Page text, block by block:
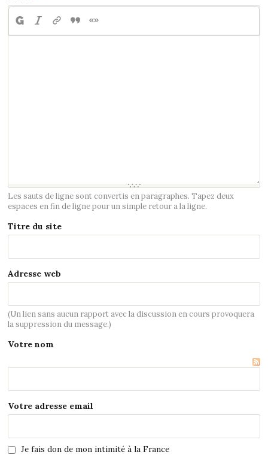
Les sauts de ligne sont convertis en paragraphes. Tapez deux
espaces en fin de ligne pour un simple retour a la ligne.
Titre du site
Adresse web
(Un lien sans aucun rapport avec la discussion en cours provoquera
la suppression du message.)
Votre nom
Votre adresse email
Je fais don de mon intimité à la France